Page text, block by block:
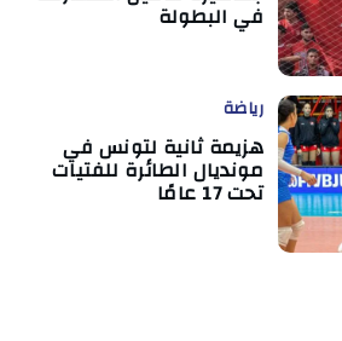
في البطولة
رياضة
هزيمة ثانية لتونس في
مونديال الطائرة للفتيات
تحت 17 عامًا